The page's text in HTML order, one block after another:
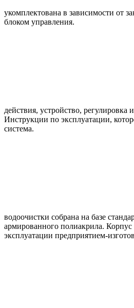
укомплектована в зависимости от
блоком управления.
действия, устройство, регулировка
Инструкции по эксплуатации,
система.
водоочистки собрана на базе
армированного полиакрила.
эксплуатации предприятием-